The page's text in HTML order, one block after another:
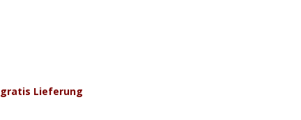
gratis Lieferung